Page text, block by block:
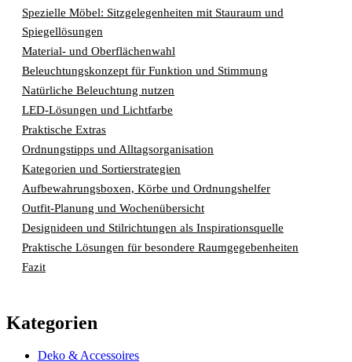
Spezielle Möbel: Sitzgelegenheiten mit Stauraum und
Spiegellösungen
Material- und Oberflächenwahl
Beleuchtungskonzept für Funktion und Stimmung
Natürliche Beleuchtung nutzen
LED-Lösungen und Lichtfarbe
Praktische Extras
Ordnungstipps und Alltagsorganisation
Kategorien und Sortierstrategien
Aufbewahrungsboxen, Körbe und Ordnungshelfer
Outfit-Planung und Wochenübersicht
Designideen und Stilrichtungen als Inspirationsquelle
Praktische Lösungen für besondere Raumgegebenheiten
Fazit
Kategorien
Deko & Accessoires